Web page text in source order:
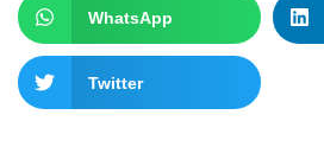
WhatsApp
Twitter